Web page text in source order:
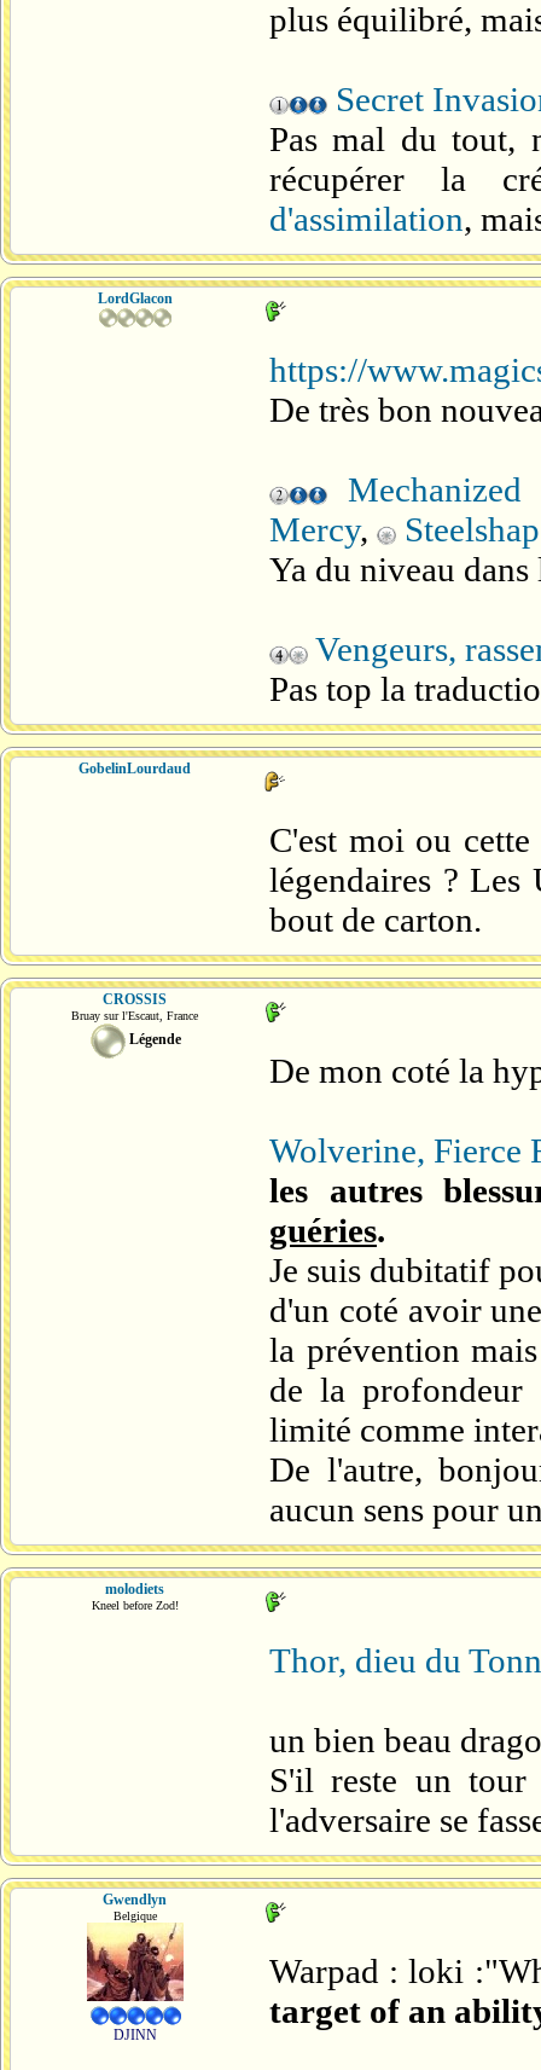
plus équilibré,
Secret
Pas mal du tout,
récupérer la
d'assimilation,
LordGlacon
https://
De très bon
Mechanized
Mercy,
Ya du niveau
Vengeurs,
Pas top la
GobelinLourdaud
C'est moi ou
légendaires ?
bout de carton.
CROSSIS
Bruay sur l'Escaut, France
Légende
De mon coté la
Wolverine, Fierce
les autres
guéries.
Je suis dubitatif
d'un coté avoir
la prévention
de la profondeur
limité comme
De l'autre,
aucun sens pour
molodiets
Kneel before Zod!
Thor, dieu du
un bien beau
S'il reste un
l'adversaire se
Gwendlyn
Belgique
DJINN
Warpad : loki
target of an